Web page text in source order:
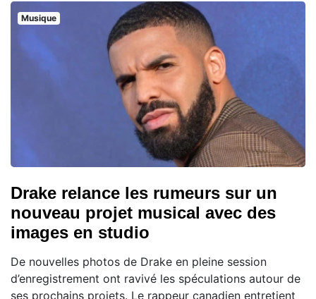
Musique
Drake relance les rumeurs sur un
nouveau projet musical avec des
images en studio
De nouvelles photos de Drake en pleine session
d’enregistrement ont ravivé les spéculations autour de
ses prochains projets. Le rappeur canadien entretient